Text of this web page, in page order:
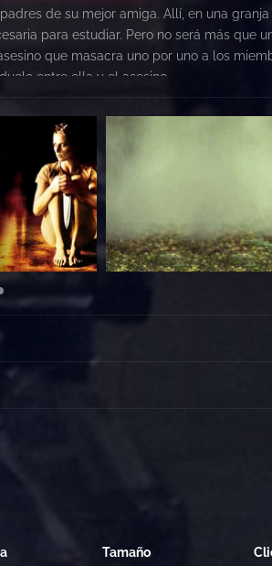
de su mejor amiga. Allí, en una
para estudiar. Pero no será más que
que masacra uno por uno a los
entre ella y el asesino.
Tamaño